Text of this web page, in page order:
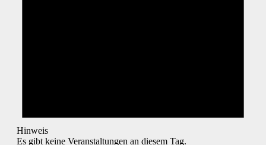
Hinweis
Es gibt keine Veranstaltungen an diesem Tag.